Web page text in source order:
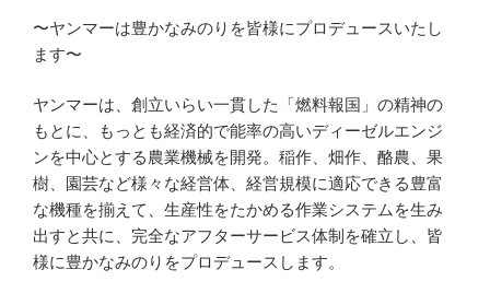
〜ヤンマーは豊かなみのりを皆様にプロデュースいたし
ます〜
ヤンマーは、創立いらい一貫した「燃料報国」の精神の
もとに、もっとも経済的で能率の高いディーゼルエンジ
ンを中心とする農業機械を開発。稲作、畑作、酪農、果
樹、園芸など様々な経営体、経営規模に適応できる豊富
な機種を揃えて、生産性をたかめる作業システムを生み
出すと共に、完全なアフターサービス体制を確立し、皆
様に豊かなみのりをプロデュースします。